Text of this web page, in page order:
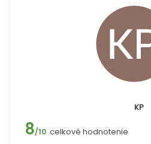
KP
8/10 celkové hodnotenie